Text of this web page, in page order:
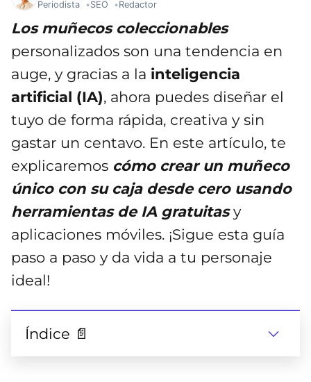
Periodista SEO Redactor
Los muñecos coleccionables
personalizados son una tendencia en
auge, y gracias a la inteligencia
artificial (IA), ahora puedes diseñar el
tuyo de forma rápida, creativa y sin
gastar un centavo. En este artículo, te
explicaremos cómo crear un muñeco
único con su caja desde cero usando
herramientas de IA gratuitasy
aplicaciones móviles. ¡Sigue esta guía
paso a paso y da vida a tu personaje
ideal!
Índice 📄